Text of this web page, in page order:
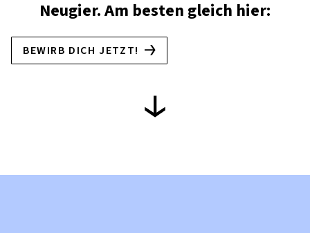
Neugier. Am besten gleich hier:
BEWIRB DICH JETZT!